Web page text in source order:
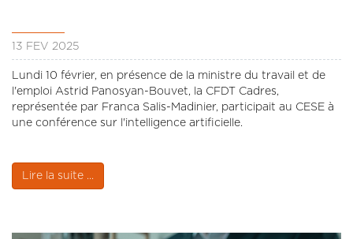
13 FÉV 2025
Lundi 10 février, en présence de la ministre du travail et de
l'emploi Astrid Panosyan-Bouvet, la CFDT Cadres,
représentée par Franca Salis-Madinier, participait au CESE à
une conférence sur l'intelligence artificielle.
Lire la suite ...